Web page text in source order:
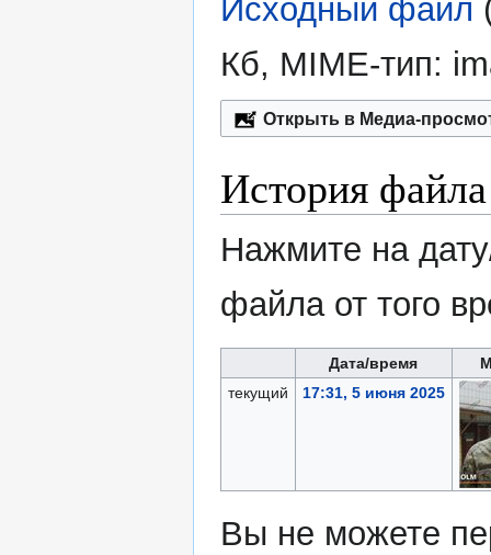
Исходный файл
Кб, MIME-тип:
Открыть в Медиа-
История файла
Нажмите на
файла от того
Дата/время
текущий
17:31, 5 июня 2025
Вы не можете